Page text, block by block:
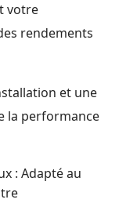
votre
rendements
et une
la performance
: Adapté au